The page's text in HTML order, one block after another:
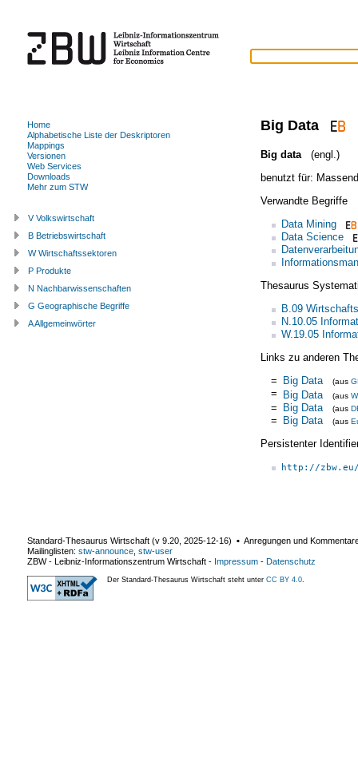
Big Data
Big data
(engl.)
benutzt für:
Verwandte Begriffe
Data Mining
Data Science
Thesaurus
B.09
N.10.05
W.19.05
Links zu anderen
= Big Data (aus
= Big Data (aus
= Big Data (aus
= Big Data (aus
Persistenter
http://
Home
Alphabetische Liste der Deskriptoren
Mappings
Versionen
Web Services
Downloads
Mehr zum STW
V Volkswirtschaft
B Betriebswirtschaft
W Wirtschaftssektoren
P Produkte
N Nachbarwissenschaften
G Geographische Begriffe
A Allgemeinwörter
Standard-Thesaurus Wirtschaft (v 9.20 2025-12-16) ▪ Anregungen und
Mailinglisten: stw-announce stw-user
ZBW - Leibniz-Informationszentrum Wirtschaft - Impressum - Datenschutz
Der Standard-Thesaurus Wirtschaft steht unter CC BY 4.0